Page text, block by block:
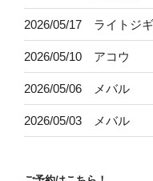
2026/05/17 ライトジ
2026/05/10 アコウ
2026/05/06 メバル
2026/05/03 メバル